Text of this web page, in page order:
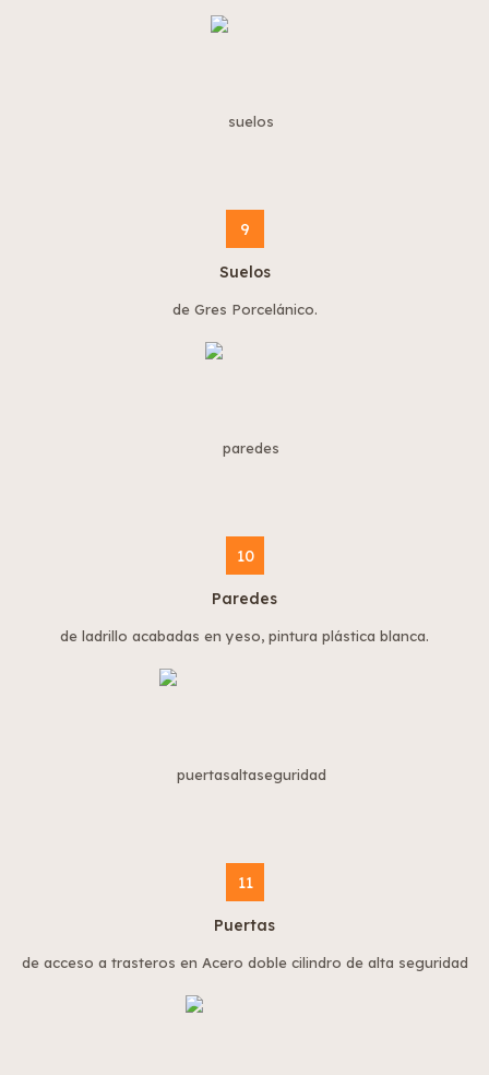
9
Suelos
de Gres Porcelánico.
10
Paredes
de ladrillo acabadas en yeso, pintura plástica blanca.
11
Puertas
de acceso a trasteros en Acero doble cilindro de alta seguridad